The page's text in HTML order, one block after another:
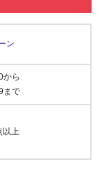
ン
から
まで
以上